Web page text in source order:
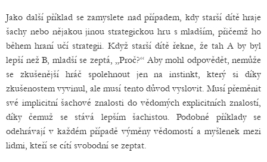
Jako další příklad se zamyslete nad případem, kdy starší dítě hraje
šachy nebo nějakou jinou strategickou hru s mladším, přičemž ho
během hraní učí strategii. Když starší dítě řekne, že tah A by byl
lepší než B, mladší se zeptá, „Proč?“ Aby mohl odpovědět, nemůže
se zkušenější hráč spolehnout jen na instinkt, který si díky
zkušenostem vyvinul, ale musí tento důvod vyslovit. Musí přeměnit
své implicitní šachové znalosti do vědomých explicitních znalostí,
díky čemuž se stává lepším šachistou. Podobné příklady se
odehrávají v každém případě výměny vědomostí a myšlenek mezi
lidmi, kteří se cítí svobodní se zeptat.